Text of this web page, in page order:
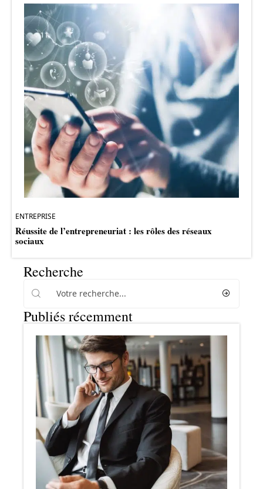
ENTREPRISE
Réussite de l’entrepreneuriat : les rôles des réseaux
sociaux
Recherche
Publiés récemment